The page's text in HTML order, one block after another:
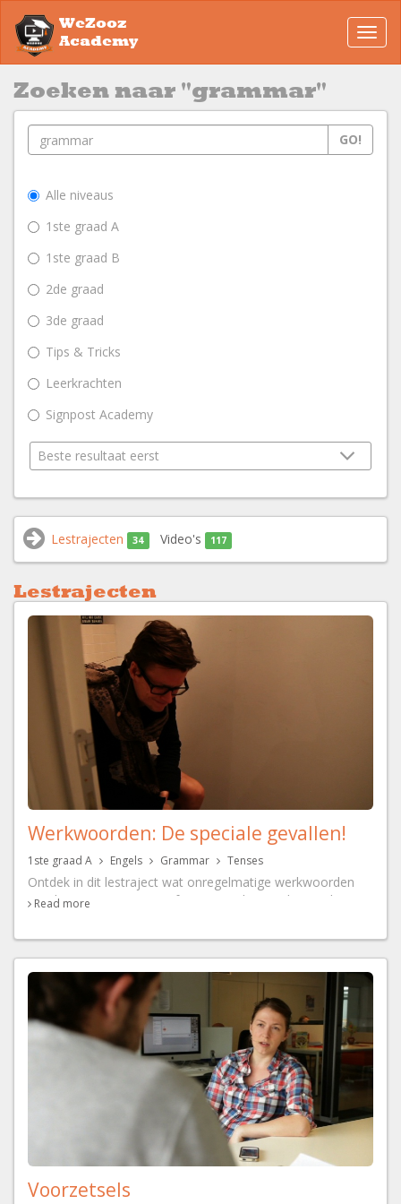
WeZooz
Academy
Zoeken naar "grammar"
GO!
Alle niveaus
1ste graad A
1ste graad B
2de graad
3de graad
Tips & Tricks
Leerkrachten
Signpost Academy
Lestrajecten 34 Video's 117
Lestrajecten
Werkwoorden: De speciale gevallen!
1ste graad A Engels Grammar Tenses
Ontdek in dit lestraject wat onregelmatige werkwoorden
zijn, hoe je een imperatief vormt, en hoe je de populaire
Read more
Voorzetsels